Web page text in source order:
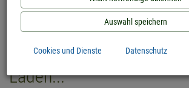
Auswahl speichern
Cookies und Dienste Datenschutz
...oder besuchen Sie
Laden...